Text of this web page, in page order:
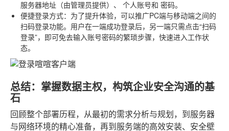
服务器地址 （由管理员提供）、 个人账号和 密码。
便捷登录方式：为了提升体验，可以推广PC端与移动端之间的
扫码登录功能。用户在一端成功登录后，另一端只需点击“扫码
登录”，即可免去输入账号密码的繁琐步骤，快速进入工作状
态。
总结：掌握数据主权，构筑企业安全沟通的基
石
回顾整个部署历程，从最初的需求分析与规划，到服务器
与网络环境的精心准备，再到服务端的高效安装、安全壁